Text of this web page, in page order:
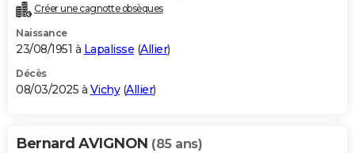
Créer une cagnotte obsèques
Naissance
23/08/1951 à Lapalisse (Allier)
Décès
08/03/2025 à Vichy(Allier)
Bernard AVIGNON (85 ans)